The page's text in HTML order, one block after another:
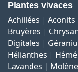
Plantes vivaces
Achillées Aconits
Bruyères
Digitales
Hélianthes
Lavandes